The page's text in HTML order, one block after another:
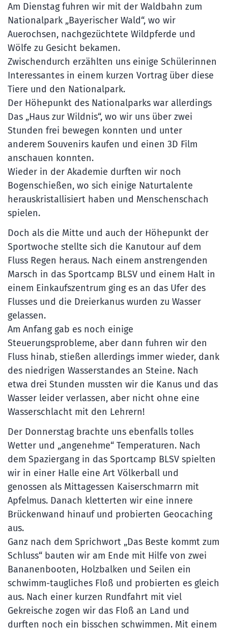
Am Dienstag fuhren wir mit der Waldbahn zum
Nationalpark „Bayerischer Wald“, wo wir
Auerochsen, nachgezüchtete Wildpferde und
Wölfe zu Gesicht bekamen.
Zwischendurch erzählten uns einige Schülerinnen
Interessantes in einem kurzen Vortrag über diese
Tiere und den Nationalpark.
Der Höhepunkt des Nationalparks war allerdings
Das „Haus zur Wildnis“, wo wir uns über zwei
Stunden frei bewegen konnten und unter
anderem Souvenirs kaufen und einen 3D Film
anschauen konnten.
Wieder in der Akademie durften wir noch
Bogenschießen, wo sich einige Naturtalente
herauskristallisiert haben und Menschenschach
spielen.
Doch als die Mitte und auch der Höhepunkt der
Sportwoche stellte sich die Kanutour auf dem
Fluss Regen heraus. Nach einem anstrengenden
Marsch in das Sportcamp BLSV und einem Halt in
einem Einkaufszentrum ging es an das Ufer des
Flusses und die Dreierkanus wurden zu Wasser
gelassen.
Am Anfang gab es noch einige
Steuerungsprobleme, aber dann fuhren wir den
Fluss hinab, stießen allerdings immer wieder, dank
des niedrigen Wasserstandes an Steine. Nach
etwa drei Stunden mussten wir die Kanus und das
Wasser leider verlassen, aber nicht ohne eine
Wasserschlacht mit den Lehrern!
Der Donnerstag brachte uns ebenfalls tolles
Wetter und „angenehme“ Temperaturen. Nach
dem Spaziergang in das Sportcamp BLSV spielten
wir in einer Halle eine Art Völkerball und
genossen als Mittagessen Kaiserschmarrn mit
Apfelmus. Danach kletterten wir eine innere
Brückenwand hinauf und probierten Geocaching
aus.
Ganz nach dem Sprichwort „Das Beste kommt zum
Schluss“ bauten wir am Ende mit Hilfe von zwei
Bananenbooten, Holzbalken und Seilen ein
schwimm-taugliches Floß und probierten es gleich
aus. Nach einer kurzen Rundfahrt mit viel
Gekreische zogen wir das Floß an Land und
durften noch ein bisschen schwimmen. Mit einem